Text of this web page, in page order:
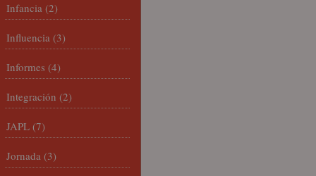
Infancia (2)
Influencia (3)
Informes (4)
Integración (2)
JAPL (7)
Jornada (3)